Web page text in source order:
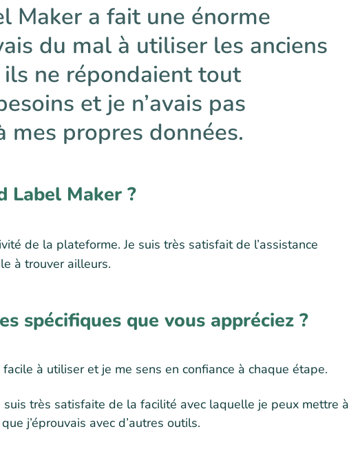
Maker a fait une énorme
du mal à utiliser les anciens
ne répondaient tout
et je n’avais pas
mes propres données.
Label Maker ?
de la plateforme. Je suis très satisfait de l’assistance
à trouver ailleurs.
spécifiques que vous appréciez ?
à utiliser et je me sens en confiance à chaque étape.
suis très satisfaite de la facilité avec laquelle je peux mettre à
j’éprouvais avec d’autres outils.